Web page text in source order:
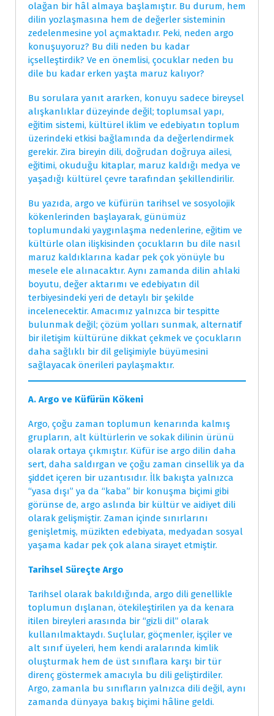
olağan bir hâl almaya başlamıştır. Bu durum, hem
dilin yozlaşmasına hem de değerler sisteminin
zedelenmesine yol açmaktadır. Peki, neden argo
konuşuyoruz? Bu dili neden bu kadar
içselleştirdik? Ve en önemlisi, çocuklar neden bu
dile bu kadar erken yaşta maruz kalıyor?
Bu sorulara yanıt ararken, konuyu sadece bireysel
alışkanlıklar düzeyinde değil; toplumsal yapı,
eğitim sistemi, kültürel iklim ve edebiyatın toplum
üzerindeki etkisi bağlamında da değerlendirmek
gerekir. Zira bireyin dili, doğrudan doğruya ailesi,
eğitimi, okuduğu kitaplar, maruz kaldığı medya ve
yaşadığı kültürel çevre tarafından şekillendirilir.
Bu yazıda, argo ve küfürün tarihsel ve sosyolojik
kökenlerinden başlayarak, günümüz
toplumundaki yaygınlaşma nedenlerine, eğitim ve
kültürle olan ilişkisinden çocukların bu dile nasıl
maruz kaldıklarına kadar pek çok yönüyle bu
mesele ele alınacaktır. Aynı zamanda dilin ahlaki
boyutu, değer aktarımı ve edebiyatın dil
terbiyesindeki yeri de detaylı bir şekilde
incelenecektir. Amacımız yalnızca bir tespitte
bulunmak değil; çözüm yolları sunmak, alternatif
bir iletişim kültürüne dikkat çekmek ve çocukların
daha sağlıklı bir dil gelişimiyle büyümesini
sağlayacak önerileri paylaşmaktır.
A. Argo ve Küfürün Kökeni
Argo, çoğu zaman toplumun kenarında kalmış
grupların, alt kültürlerin ve sokak dilinin ürünü
olarak ortaya çıkmıştır. Küfür ise argo dilin daha
sert, daha saldırgan ve çoğu zaman cinsellik ya da
şiddet içeren bir uzantısıdır. İlk bakışta yalnızca
“yasa dışı” ya da “kaba” bir konuşma biçimi gibi
görünse de, argo aslında bir kültür ve aidiyet dili
olarak gelişmiştir. Zaman içinde sınırlarını
genişletmiş, müzikten edebiyata, medyadan sosyal
yaşama kadar pek çok alana sirayet etmiştir.
Tarihsel Süreçte Argo
Tarihsel olarak bakıldığında, argo dili genellikle
toplumun dışlanan, ötekileştirilen ya da kenara
itilen bireyleri arasında bir “gizli dil” olarak
kullanılmaktaydı. Suçlular, göçmenler, işçiler ve
alt sınıf üyeleri, hem kendi aralarında kimlik
oluşturmak hem de üst sınıflara karşı bir tür
direnç göstermek amacıyla bu dili geliştirdiler.
Argo, zamanla bu sınıfların yalnızca dili değil, aynı
zamanda dünyaya bakış biçimi hâline geldi.